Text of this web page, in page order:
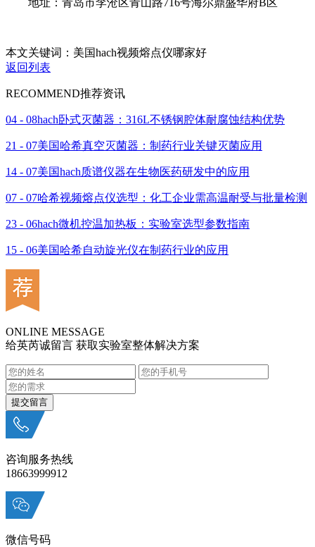
地址：青岛市李沧区青山路716号海尔鼎盛华府B区
本文关键词：美国hach视频熔点仪哪家好
返回列表
RECOMMEND推荐资讯
04 - 08hach卧式灭菌器：316L不锈钢腔体耐腐蚀结构优势
21 - 07美国哈希真空灭菌器：制药行业关键灭菌应用
14 - 07美国hach质谱仪器在生物医药研发中的应用
07 - 07哈希视频熔点仪选型：化工企业需高温耐受与批量检测
23 - 06hach微机控温加热板：实验室选型参数指南
15 - 06美国哈希自动旋光仪在制药行业的应用
ONLINE MESSAGE
给英芮诚留言 获取实验室整体解决方案
咨询服务热线
18663999912
微信号码